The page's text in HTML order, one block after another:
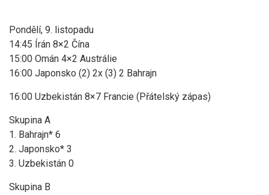
Pondělí, 9. listopadu
14:45 Írán 8×2 Čína
15:00 Omán 4×2 Austrálie
16:00 Japonsko (2) 2x (3) 2 Bahrajn
16:00 Uzbekistán 8×7 Francie (Přátelský zápas)
Skupina A
1. Bahrajn* 6
2. Japonsko* 3
3. Uzbekistán 0
Skupina B